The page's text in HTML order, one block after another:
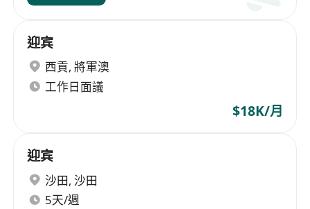
迎宾
西貢, 將軍澳
工作日面議
$18K/月
迎宾
沙田, 沙田
5天/週